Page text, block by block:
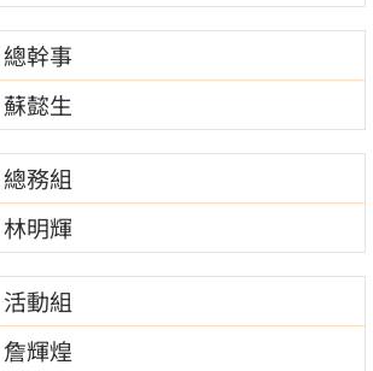
總幹事
蘇懿生
總務組
林明輝
活動組
詹輝煌